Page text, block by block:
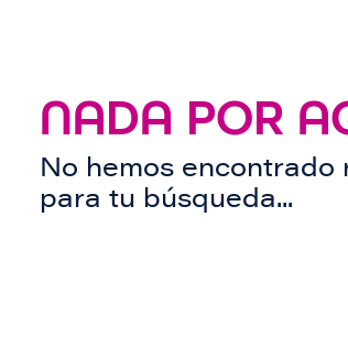
NADA POR
No hemos encontrado
para tu búsqueda...